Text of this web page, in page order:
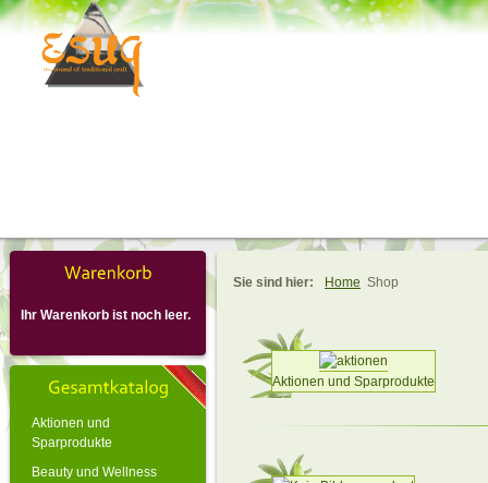
Ihr Warenkorb ist noch leer.
Aktionen und
Sparprodukte
Beauty und Wellness
Sie sind hier: Home Shop
Aktionen und Sparprodukte